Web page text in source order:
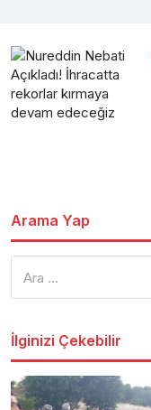
Arama Yap
İlginizi Çekebilir